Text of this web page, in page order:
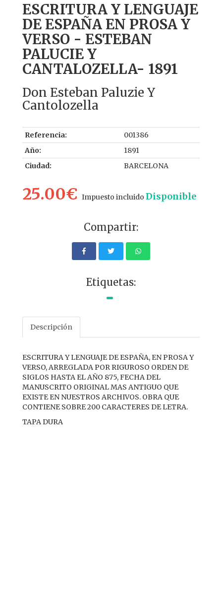
ESCRITURA Y LENGUAJE
DE ESPAÑA EN PROSA Y
VERSO - ESTEBAN
PALUCIE Y
CANTALOZELLA- 1891
Don Esteban Paluzie Y
Cantolozella
Referencia:
001386
Año:
1891
Ciudad:
BARCELONA
25.00€ Impuesto incluido Disponible
Compartir:
Etiquetas:
Descripción
ESCRITURA Y LENGUAJE DE ESPAÑA, EN PROSA Y
VERSO, ARREGLADA POR RIGUROSO ORDEN DE
SIGLOS HASTA EL AÑO 875, FECHA DEL
MANUSCRITO ORIGINAL MAS ANTIGUO QUE
EXISTE EN NUESTROS ARCHIVOS. OBRA QUE
CONTIENE SOBRE 200 CARACTERES DE LETRA.
TAPA DURA